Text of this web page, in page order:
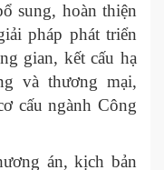
sung, hoàn thiện
pháp phát triển
gian, kết cấu hạ
và thương mại,
cấu ngành Công
án, kịch bản